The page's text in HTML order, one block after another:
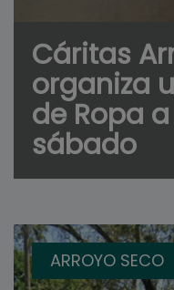
Cáritas
organiza
de Ropa
sábado
ARROYO SECO